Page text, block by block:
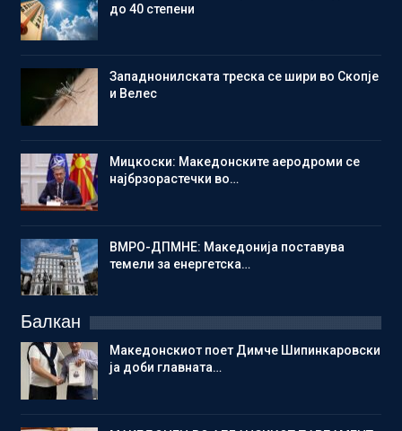
до 40 степени
Западнонилската треска се шири во Скопје
и Велес
Мицкоски: Македонските аеродроми се
најбрзорастечки во…
ВМРО-ДПМНЕ: Македонија поставува
темели за енергетска…
Балкан
Македонскиот поет Димче Шипинкаровски
ја доби главната…